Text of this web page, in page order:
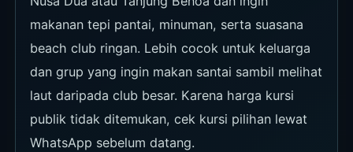
makanan tepi pantai, minuman, serta suasana
beach club ringan. Lebih cocok untuk keluarga
dan grup yang ingin makan santai sambil melihat
laut daripada club besar. Karena harga kursi
publik tidak ditemukan, cek kursi pilihan lewat
WhatsApp sebelum datang.